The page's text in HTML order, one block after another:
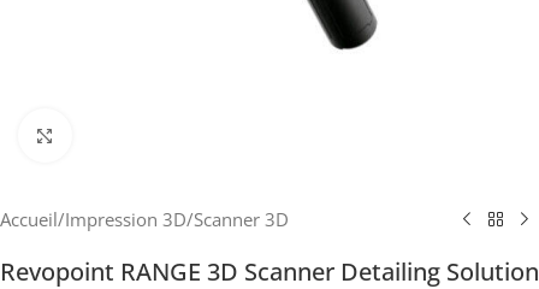
Accueil/Impression 3D/Scanner 3D
Revopoint RANGE 3D Scanner Detailing Solution